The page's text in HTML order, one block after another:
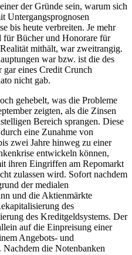
der Gründe sein, warum sich
Untergangsprognosen
bis heute verbreiten. Je mehr
für Bücher und Honorare für
mithält, war zweitrangig.
war bzw. ist die des
gar eines Credit Crunch
nicht gab.
gehebelt, was die Probleme
zeigten, als die Zinsen
Bereich sprangen. Diese
eine Zunahme von
zwei Jahre hinweg zu einer
entwickeln können,
ihren Eingriffen am Repomarkt
zulassen wird. Sofort nachdem
der medialen
und die Aktienmärkte
des
des Kreditgeldsystems. Der
auf die Einpreisung einer
Angebots- und
die Notenbanken